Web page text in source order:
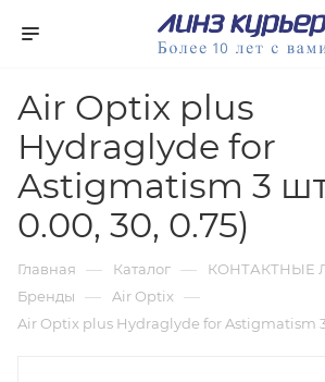
Air Optix plus
Hydraglyde for
Astigmatism 3 шт
0.00, 30, 0.75)
Главная — Каталог — КОНТАКТНЫЕ
Бренды — Air Optix —
Air Optix plus Hydraglyde for Astigmatism